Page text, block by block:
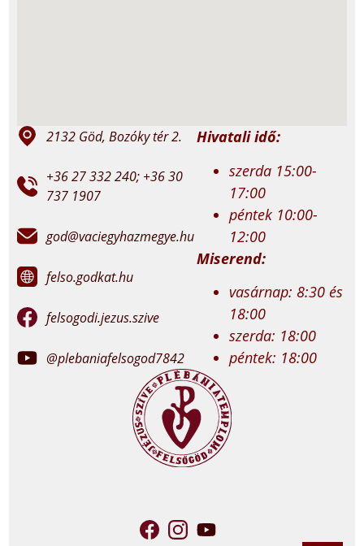
2132 Göd, Bozóky tér 2.
+36 27 332 240; +36 30
737 1907
god@vaciegyhazmegye.hu
felso.godkat.hu
felsogodi.jezus.szive
@plebaniafelsogod7842
Hivatali idő:
szerda 15:00-
17:00
péntek 10:00-
12:00
Miserend:
vasárnap: 8:30 és
18:00
szerda: 18:00
péntek: 18:00